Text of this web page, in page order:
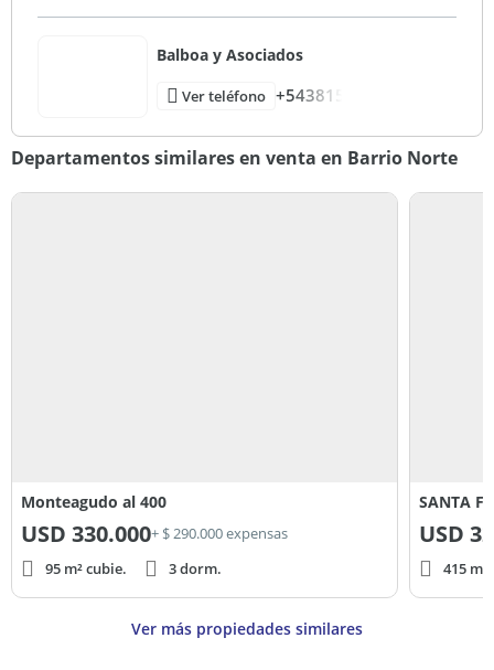
Balboa y Asociados
Ver teléfono +543815
Departamentos similares en venta en Barrio Norte
Monteagudo al 400
USD 330.000+ $ 290.000 expensas
95 m² cubie.
3 dorm.
SANTA
USD
415
Ver más propiedades similares